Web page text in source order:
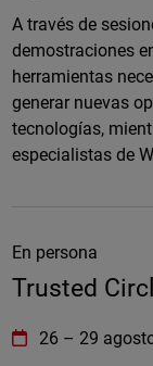
A través de
demostraciones
herramientas
generar nuevas
tecnologías,
especialistas de
En persona
Trusted
WatchGuard
26 – 29